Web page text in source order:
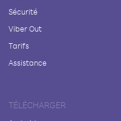
Sécurité
Viber Out
Tarifs
Assistance
TÉLÉCHARGER